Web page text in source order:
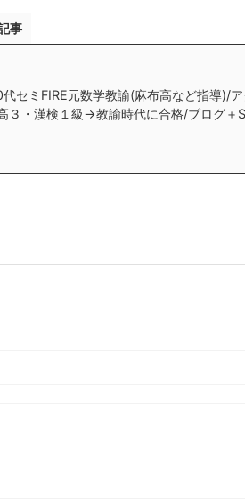
事
セミFIRE元数学教諭(麻布高など指導)/
３・漢検１級→教諭時代に合格/ブログ